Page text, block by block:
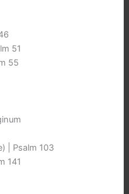
51
55
| Psalm 103
141